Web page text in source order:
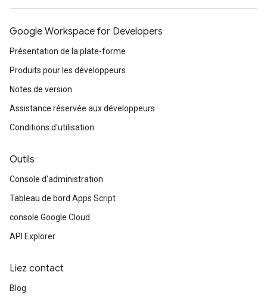
Google Workspace for Developers
Présentation de la plate-forme
Produits pour les développeurs
Notes de version
Assistance réservée aux développeurs
Conditions d'utilisation
Outils
Console d'administration
Tableau de bord Apps Script
console Google Cloud
API Explorer
Liez contact
Blog